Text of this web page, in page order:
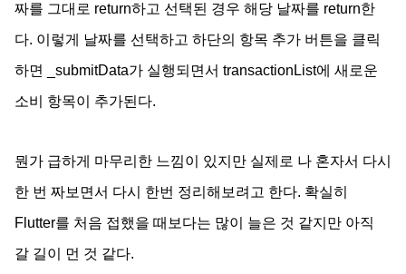
짜를 그대로 return하고 선택된 경우 해당 날짜를 return한
다. 이렇게 날짜를 선택하고 하단의 항목 추가 버튼을 클릭
하면 _submitData가 실행되면서 transactionList에 새로운
소비 항목이 추가된다.
뭔가 급하게 마무리한 느낌이 있지만 실제로 나 혼자서 다시
한 번 짜보면서 다시 한번 정리해보려고 한다. 확실히
Flutter를 처음 접했을 때보다는 많이 늘은 것 같지만 아직
갈 길이 먼 것 같다.